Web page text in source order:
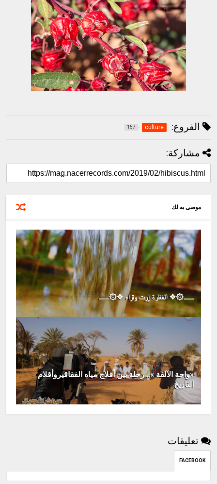
الفروع: culture
157
مشاركة:
موصى به لك
ـــــــ۞❖ الفقارة إرث وثراء ❖۞ـــــــ
«واحة الآلفة ».. رحلة بين أفلاج مياه الفقاقيروأقلام
التاريخ
تعليقات
FACEBOOK